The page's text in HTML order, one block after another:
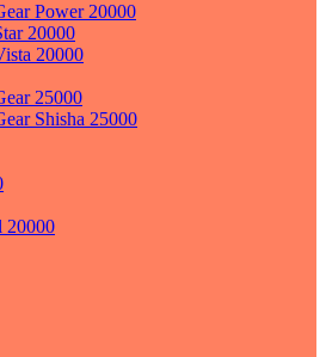
Power 20000
20000
20000
25000
Shisha 25000
20000